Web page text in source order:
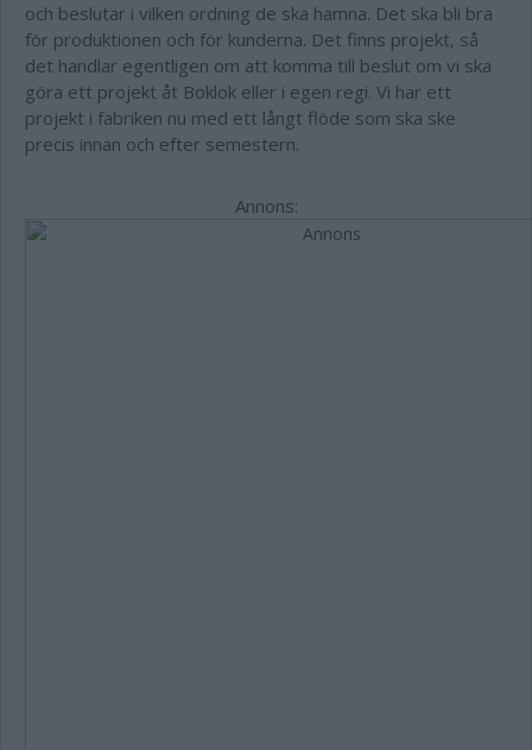
och beslutar i vilken ordning de ska hamna. Det ska bli bra
för produktionen och för kunderna. Det finns projekt, så
det handlar egentligen om att komma till beslut om vi ska
göra ett projekt åt Boklok eller i egen regi. Vi har ett
projekt i fabriken nu med ett långt flöde som ska ske
precis innan och efter semestern.
Annons: